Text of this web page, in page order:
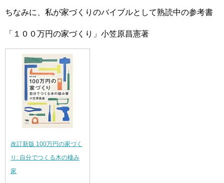
ちなみに、私が家づくりのバイブルとして熟読中の参考書
「１００万円の家づくり」小笠原昌憲著
改訂新版 100万円の家づく
り: 自分でつくる木の棲み
家